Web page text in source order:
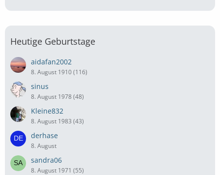
Heutige Geburtstage
aidafan2002
8. August 1910 (116)
sinus
8. August 1978 (48)
Kleine832
8. August 1983 (43)
derhase
8. August
sandra06
8. August 1971 (55)